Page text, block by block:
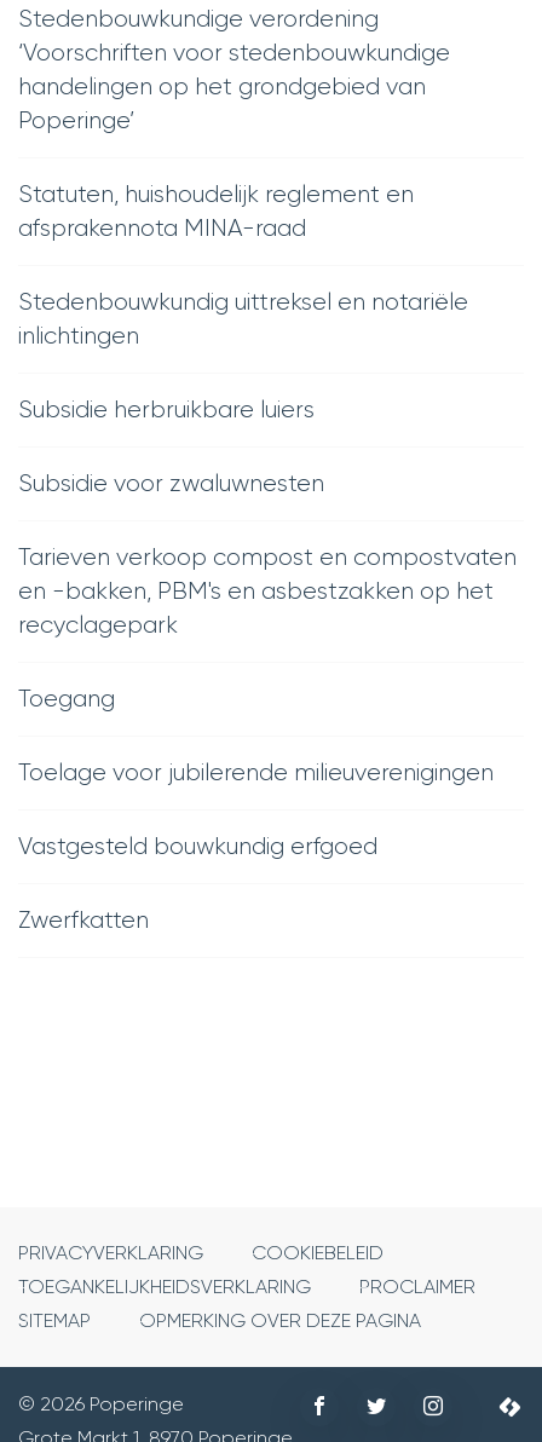
Stedenbouwkundige verordening
‘Voorschriften voor stedenbouwkundige
handelingen op het grondgebied van
Poperinge’
Statuten, huishoudelijk reglement en
afsprakennota MINA-raad
Stedenbouwkundig uittreksel en notariële
inlichtingen
Subsidie herbruikbare luiers
Subsidie voor zwaluwnesten
Tarieven verkoop compost en compostvaten
en -bakken, PBM's en asbestzakken op het
recyclagepark
Toegang
Toelage voor jubilerende milieuverenigingen
Vastgesteld bouwkundig erfgoed
Zwerfkatten
PRIVACYVERKLARING
COOKIEBELEID
TOEGANKELIJKHEIDSVERKLARING
PROCLAIMER
SITEMAP
OPMERKING OVER DEZE PAGINA
© 2026 Poperinge
Adres
Volg
Volg